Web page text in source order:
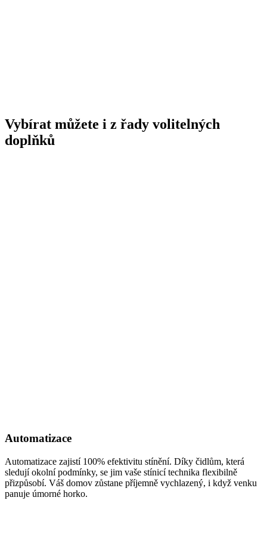
Vybírat můžete i z řady volitelných
doplňků
Automatizace
Automatizace zajistí 100% efektivitu stínění. Díky čidlům, která
sledují okolní podmínky, se jim vaše stínicí technika flexibilně
přizpůsobí. Váš domov zůstane příjemně vychlazený, i když venku
panuje úmorné horko.